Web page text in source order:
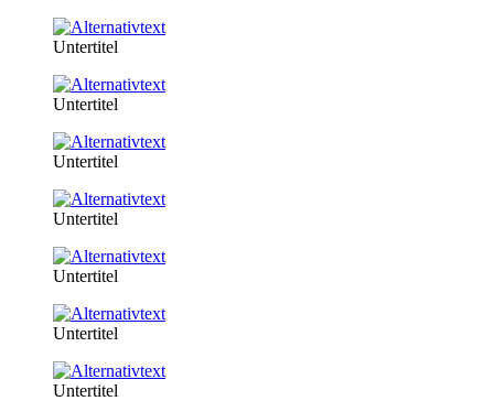
Untertitel
Untertitel
Untertitel
Untertitel
Untertitel
Untertitel
Untertitel